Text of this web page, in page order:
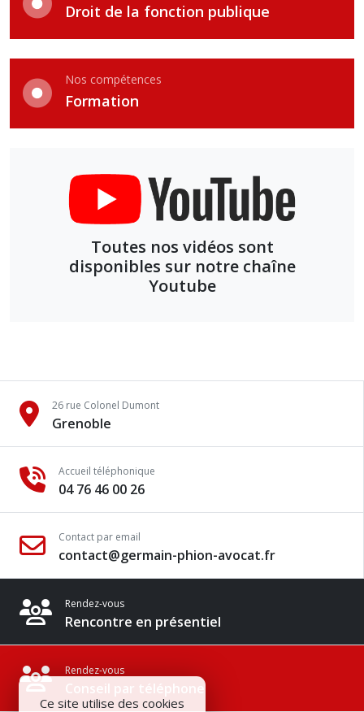
Droit de la fonction publique
Nos compétences
Formation
Toutes nos vidéos sont
disponibles sur notre chaîne
Youtube
26 rue Colonel Dumont
Grenoble
Accueil téléphonique
04 76 46 00 26
Contact par email
contact@germain-phion-avocat.fr
Rendez-vous
Rencontre en présentiel
Rendez-vous
Conseil par téléphone
Ce site utilise des cookies